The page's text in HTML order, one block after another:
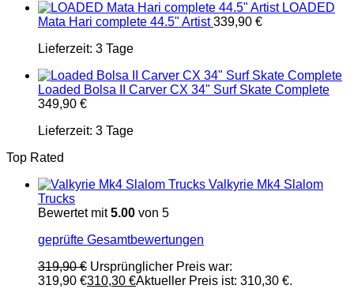
LOADED
Mata Hari complete 44.5" Artist 339,90 €
Lieferzeit: 3 Tage
Loaded Bolsa II Carver CX 34" Surf Skate Complete
349,90 €
Lieferzeit: 3 Tage
Top Rated
Valkyrie Mk4 Slalom
Trucks
Bewertet mit5.00 von 5
geprüfte Gesamtbewertungen
319,90€ Ursprünglicher Preis war:
319,90 €310,30 €Aktueller Preis ist: 310,30 €.